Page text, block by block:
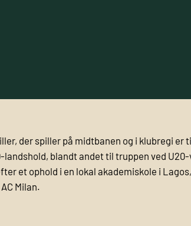
der spiller på midtbanen og i klubregi er
blandt andet til truppen ved
et ophold i en lokal akademiskole i
Milan.